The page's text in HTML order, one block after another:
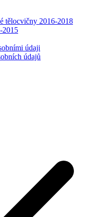
tělocvičny 2016-2018
2015
údaji
údajů